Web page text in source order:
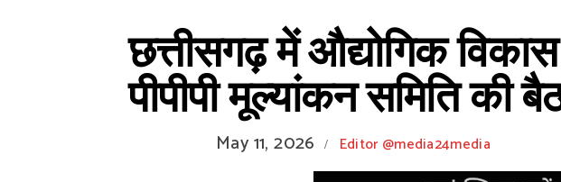
छत्तीसगढ़ में औद्योगिक
पीपीपी मूल्यांकन समिति की
May 11, 2026 / Editor @media24media